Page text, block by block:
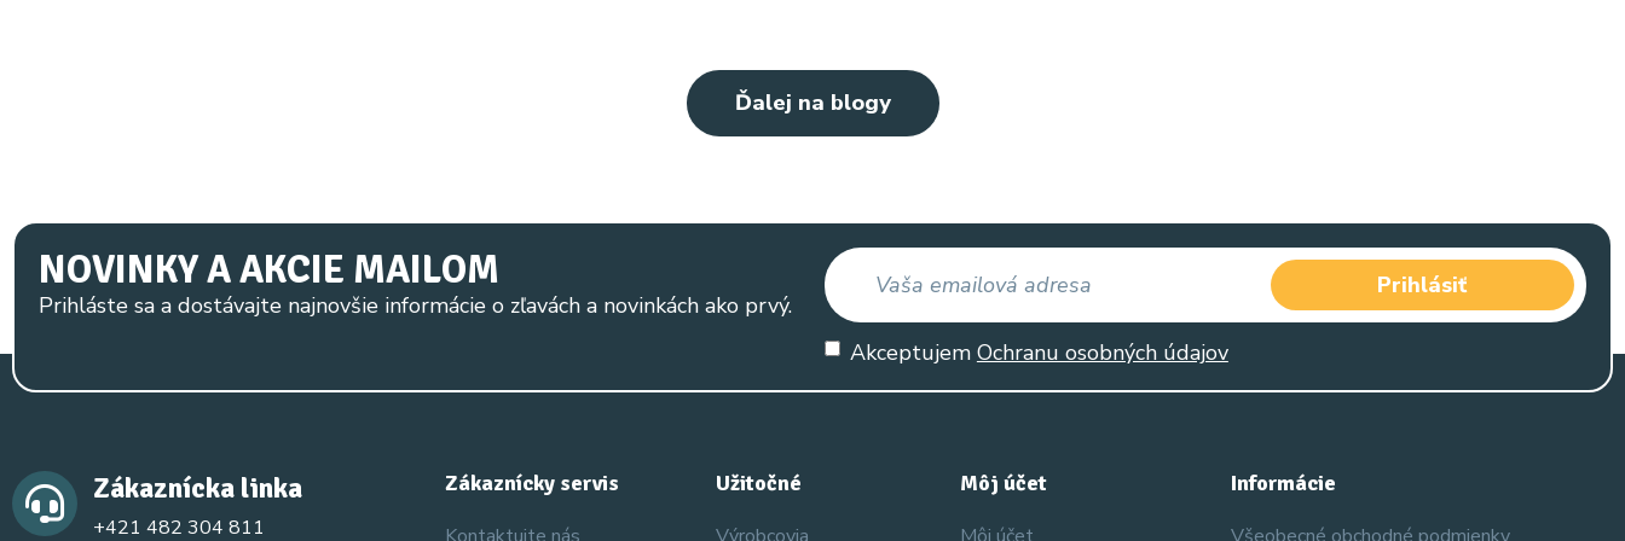
Ďalej na blogy
NOVINKY A AKCIE MAILOM
Prihláste sa a dostávajte najnovšie informácie o zľavách a novinkách ako prvý.
Prihlásiť
Akceptujem Ochranu osobných údajov
Zákaznícka linka
+421 482 304 811
Zákaznícky servis
Užitočné
Môj účet
Informácie